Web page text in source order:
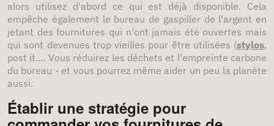
alors utilisez d'abord ce qui est déjà disponible. Cela
empêche également le bureau de gaspiller de l'argent en
jetant des fournitures qui n'ont jamais été ouvertes mais
qui sont devenues trop vieilles pour être utilisées (stylos,
post it.... Vous réduirez les déchets et l'empreinte carbone
du bureau - et vous pourrez même aider un peu la planète
aussi.
Établir une stratégie pour